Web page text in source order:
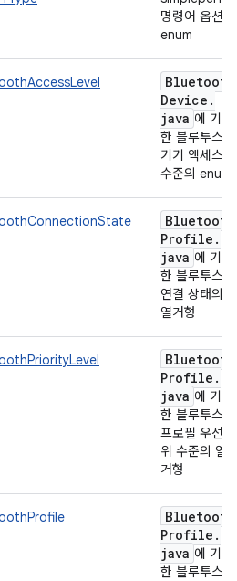
명령어 옵션의
enum
Bluetooth
Device .
java 에 기반
한 블루투스
기기 액세스
수준의 enum
Bluetooth
Profile .
java 에 기반
한 블루투스
연결 상태의
열거형
Bluetooth
Profile .
java 에 기반
한 블루투스
프로필 우선순
위 수준의 열
거형
Bluetooth
Profile .
java 에 기반
한 블루투스